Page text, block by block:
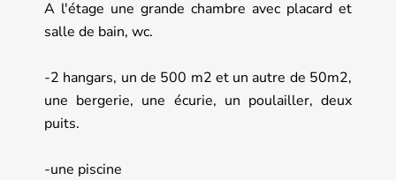
A l'étage une grande chambre avec placard et
salle de bain, wc.
-2 hangars, un de 500 m2 et un autre de 50m2,
une bergerie, une écurie, un poulailler, deux
puits.
-une piscine